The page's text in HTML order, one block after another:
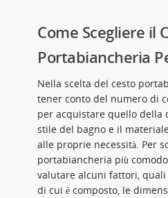
Come Scegliere il
Portabiancheria
Nella scelta del cesto
tener conto del numero di
per acquistare quello della
stile del bagno e il
alle proprie necessità. Per
portabiancheria più
valutare alcuni fattori,
di cui è composto, le